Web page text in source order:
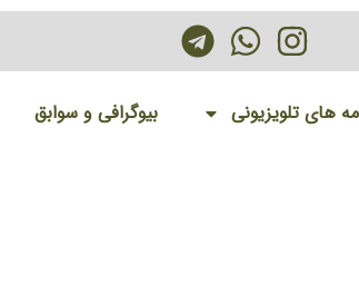
های تلویزیونی بیوگرافی و سوابق